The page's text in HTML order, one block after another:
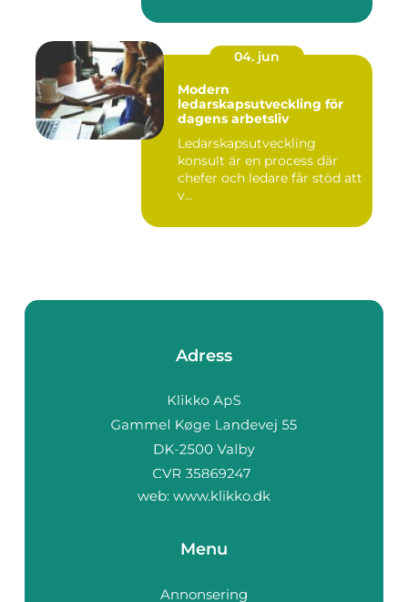
04. jun
Modern
ledarskapsutveckling för
dagens arbetsliv
Ledarskapsutveckling
konsult är en process där
chefer och ledare får stöd att
v...
Adress
web: www.klikko.dk
Menu
Annonsering